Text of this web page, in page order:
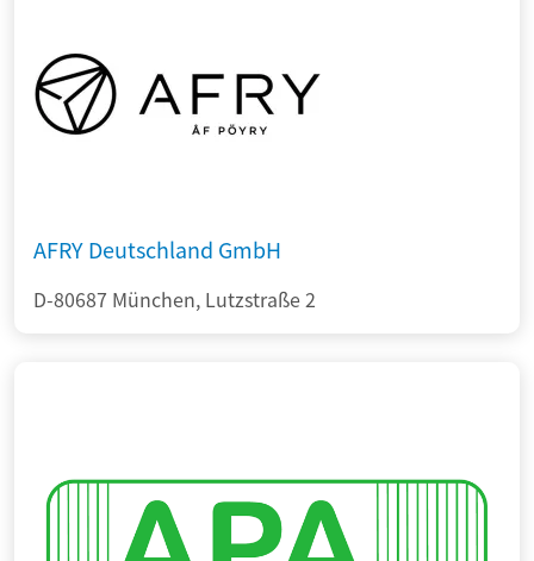
AFRY Deutschland GmbH
D-80687 München, Lutzstraße 2